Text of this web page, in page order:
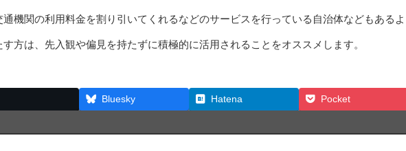
機関の利用料金を割り引いてくれるなどのサービスを行っている自治体などもあるよ
方は、先入観や偏見を持たずに積極的に活用されることをオススメします。
Bluesky Hatena Pocket